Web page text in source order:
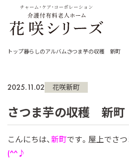
チャーム・ケア・コーポレーション
トップ暮らしのアルバムさつま芋の収穫 新町
2025.11.02 花咲新町
さつま芋の収穫 新町
こんにちは、新町です。屋上でさ
(^^♪